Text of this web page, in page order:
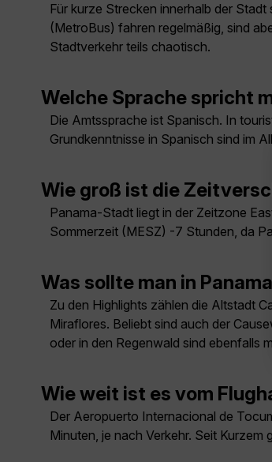
Für kurze Strecken innerhalb der
(MetroBus) fahren regelmäßig, sind
Stadtverkehr teils chaotisch.
Welche Sprache spricht
Die Amtssprache ist Spanisch. In
Grundkenntnisse in Spanisch sind im
Wie groß ist die
Panama-Stadt liegt in der Zeitzone
Sommerzeit (MESZ) -7 Stunden, da
Was sollte man in
Zu den Highlights zählen die Altstadt
Miraflores. Beliebt sind auch der
oder in den Regenwald sind ebenfalls
Wie weit ist es vom
Der Aeropuerto Internacional de
Minuten, je nach Verkehr. Seit